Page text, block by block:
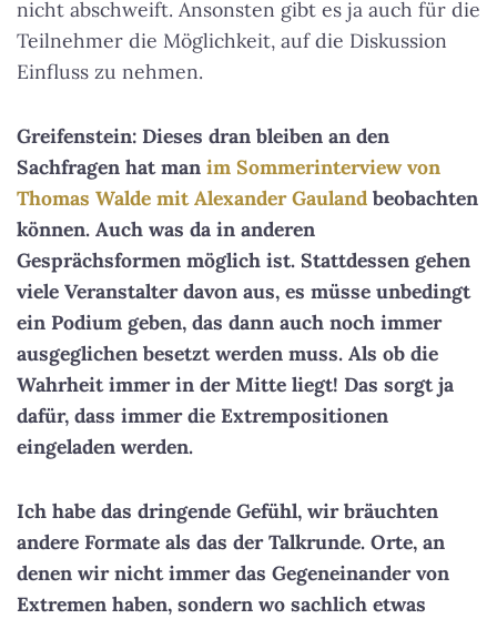
nicht abschweift. Ansonsten gibt es ja auch für die
Teilnehmer die Möglichkeit, auf die Diskussion
Einfluss zu nehmen.
Greifenstein: Dieses dran bleiben an den
Sachfragen hat man im Sommerinterview von
Thomas Walde mit Alexander Gauland beobachten
können. Auch was da in anderen
Gesprächsformen möglich ist. Stattdessen gehen
viele Veranstalter davon aus, es müsse unbedingt
ein Podium geben, das dann auch noch immer
ausgeglichen besetzt werden muss. Als ob die
Wahrheit immer in der Mitte liegt! Das sorgt ja
dafür, dass immer die Extrempositionen
eingeladen werden.
Ich habe das dringende Gefühl, wir bräuchten
andere Formate als das der Talkrunde. Orte, an
denen wir nicht immer das Gegeneinander von
Extremen haben, sondern wo sachlich etwas